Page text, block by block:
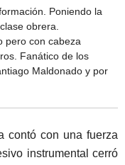
Poniendo la
obrera.
pero con cabeza
Fanático de los
Maldonado y por
contó con una fuerza
instrumental cerró